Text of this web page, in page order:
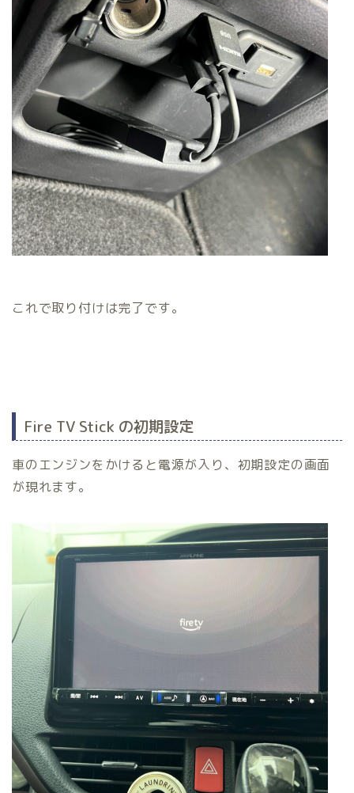
これで取り付けは完了です。
Fire TV Stick の初期設定
車のエンジンをかけると電源が入り、初期設定の画面
が現れます。